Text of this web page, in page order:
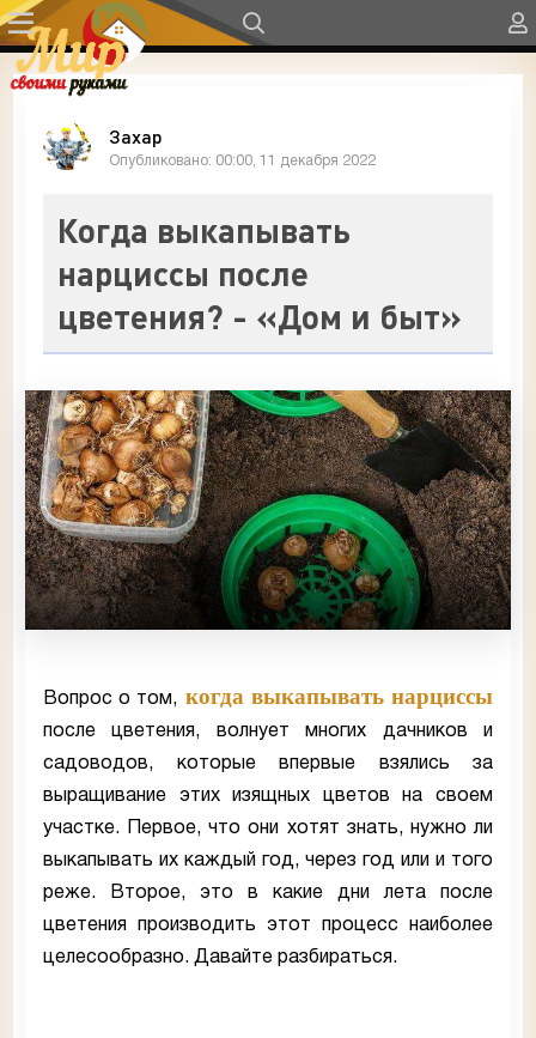
Захар
Опубликовано: 00:00, 11 декабря 2022
Когда выкапывать
нарциссы после
цветения? - «Дом и быт»
Вопрос о том, когда выкапывать нарциссы
после цветения, волнует многих дачников и
садоводов, которые впервые взялись за
выращивание этих изящных цветов на своем
участке. Первое, что они хотят знать, нужно ли
выкапывать их каждый год, через год или и того
реже. Второе, это в какие дни лета после
цветения производить этот процесс наиболее
целесообразно. Давайте разбираться.